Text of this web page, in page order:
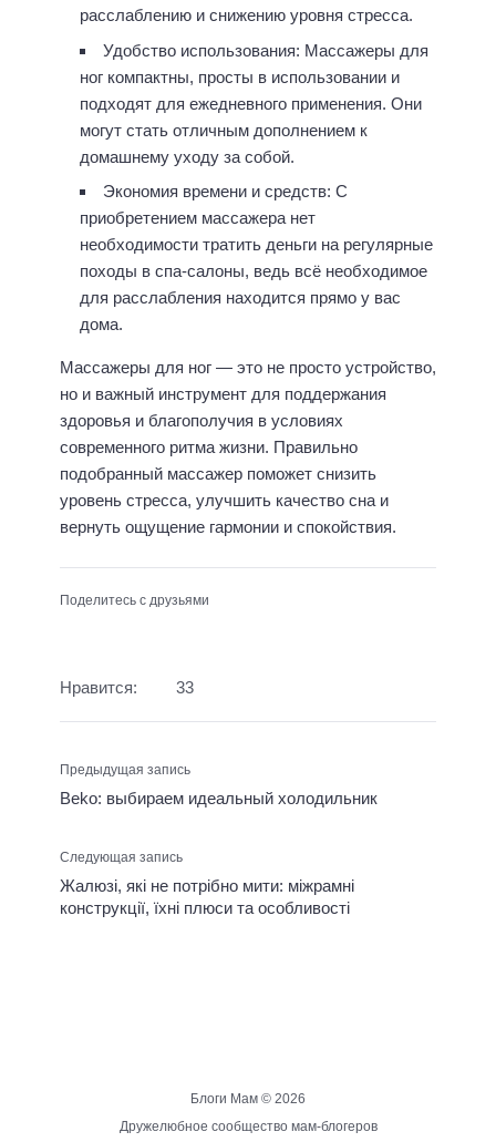
расслаблению и снижению уровня стресса.
Удобство использования: Массажеры для
ног компактны, просты в использовании и
подходят для ежедневного применения. Они
могут стать отличным дополнением к
домашнему уходу за собой.
Экономия времени и средств: С
приобретением массажера нет
необходимости тратить деньги на регулярные
походы в спа-салоны, ведь всё необходимое
для расслабления находится прямо у вас
дома.
Массажеры для ног — это не просто устройство,
но и важный инструмент для поддержания
здоровья и благополучия в условиях
современного ритма жизни. Правильно
подобранный массажер поможет снизить
уровень стресса, улучшить качество сна и
вернуть ощущение гармонии и спокойствия.
Поделитесь с друзьями
Нравится: 33
Предыдущая запись
Beko: выбираем идеальный холодильник
Следующая запись
Жалюзі, які не потрібно мити: міжрамні
конструкції, їхні плюси та особливості
Блоги Мам © 2026
Дружелюбное сообщество мам-блогеров